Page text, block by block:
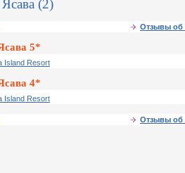
(2)
Отзывы об
5*
Island Resort
4*
Island Resort
Отзывы об